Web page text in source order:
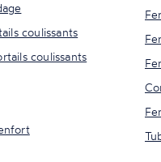
coulissants
coulissants